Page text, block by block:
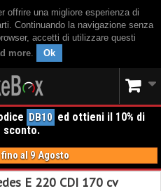
offrire una migliore esperienza di
Continuando la navigazione senza
accetti di utilizzare questi
more. Ok
DB10 ed ottieni il 10% di
sconto.
al 9 Agosto
E 220 CDI 170 cv